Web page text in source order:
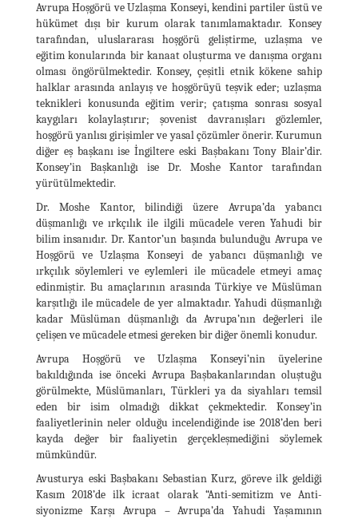
Avrupa Hoşgörü ve Uzlaşma Konseyi, kendini partiler üstü ve
hükümet dışı bir kurum olarak tanımlamaktadır. Konsey
tarafından, uluslararası hoşgörü geliştirme, uzlaşma ve
eğitim konularında bir kanaat oluşturma ve danışma organı
olması öngörülmektedir. Konsey, çeşitli etnik kökene sahip
halklar arasında anlayış ve hoşgörüyü teşvik eder; uzlaşma
teknikleri konusunda eğitim verir; çatışma sonrası sosyal
kaygıları kolaylaştırır; şovenist davranışları gözlemler,
hoşgörü yanlısı girişimler ve yasal çözümler önerir. Kurumun
diğer eş başkanı ise İngiltere eski Başbakanı Tony Blair’dir.
Konsey’in Başkanlığı ise Dr. Moshe Kantor tarafından
yürütülmektedir.
Dr. Moshe Kantor, bilindiği üzere Avrupa’da yabancı
düşmanlığı ve ırkçılık ile ilgili mücadele veren Yahudi bir
bilim insanıdır. Dr. Kantor’un başında bulunduğu Avrupa ve
Hoşgörü ve Uzlaşma Konseyi de yabancı düşmanlığı ve
ırkçılık söylemleri ve eylemleri ile mücadele etmeyi amaç
edinmiştir. Bu amaçlarının arasında Türkiye ve Müslüman
karşıtlığı ile mücadele de yer almaktadır. Yahudi düşmanlığı
kadar Müslüman düşmanlığı da Avrupa’nın değerleri ile
çelişen ve mücadele etmesi gereken bir diğer önemli konudur.
Avrupa Hoşgörü ve Uzlaşma Konseyi’nin üyelerine
bakıldığında ise önceki Avrupa Başbakanlarından oluştuğu
görülmekte, Müslümanları, Türkleri ya da siyahları temsil
eden bir isim olmadığı dikkat çekmektedir. Konsey’in
faaliyetlerinin neler olduğu incelendiğinde ise 2018’den beri
kayda değer bir faaliyetin gerçekleşmediğini söylemek
mümkündür.
Avusturya eski Başbakanı Sebastian Kurz, göreve ilk geldiği
Kasım 2018’de ilk icraat olarak “Anti-semitizm ve Anti-
siyonizme Karşı Avrupa – Avrupa’da Yahudi Yaşamının